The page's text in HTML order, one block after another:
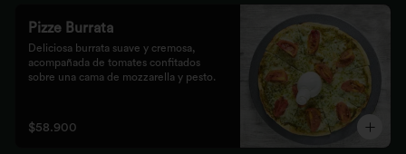
Pizze Burrata
Deliciosa burrata suave y cremosa,
acompañada de tomates confitados
sobre una cama de mozzarella y pesto.
$58.900